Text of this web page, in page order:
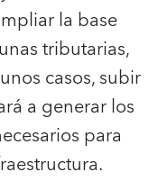
la base
tributarias,
casos, subir
a generar los
para